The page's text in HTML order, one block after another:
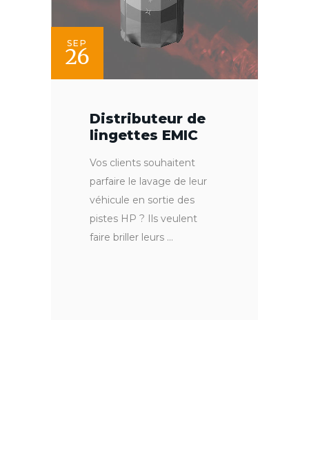
SEP
26
Distributeur de
lingettes EMIC
Vos clients souhaitent
parfaire le lavage de leur
véhicule en sortie des
pistes HP ? Ils veulent
faire briller leurs